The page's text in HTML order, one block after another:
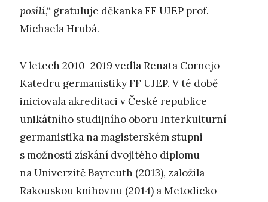
posílí,“ gratuluje děkanka FF UJEP prof.
Michaela Hrubá.
V letech 2010–2019 vedla Renata Cornejo
Katedru germanistiky FF UJEP. V té době
iniciovala akreditaci v České republice
unikátního studijního oboru Interkulturní
germanistika na magisterském stupni
s možností získání dvojitého diplomu
na Univerzitě Bayreuth (2013), založila
Rakouskou knihovnu (2014) a Metodicko-